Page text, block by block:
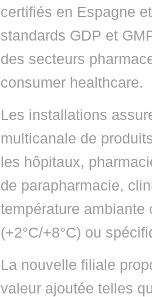
certifiés en Espagne
standards GDP et
des secteurs
consumer healthcare.
Les installations
multicanale de
les hôpitaux,
de parapharmacie,
température ambiante
(+2°C/+8°C) ou
La nouvelle filiale
valeur ajoutée telles